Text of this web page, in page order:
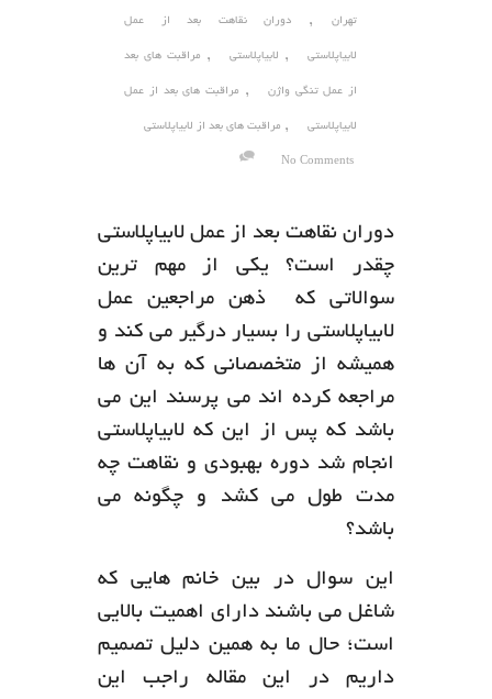
تهران , دوران نقاهت بعد از عمل
لابیاپلاستی , لابیاپلاستی , مراقبت های بعد
از عمل تنگی واژن , مراقبت های بعد از عمل
لابیاپلاستی , مراقبت های بعد از لابیاپلاستی
No Comments
دوران نقاهت بعد از عمل لابیاپلاستی
چقدر است؟ یکی از مهم ترین
سوالاتی که ذهن مراجعین عمل
لابیاپلاستی را بسیار درگیر می کند و
همیشه از متخصصانی که به آن ها
مراجعه کرده اند می پرسند این می
باشد که پس از این که لابیاپلاستی
انجام شد دوره بهبودی و نقاهت چه
مدت طول می کشد و چگونه می
باشد؟
این سوال در بین خانم هایی که
شاغل می باشند دارای اهمیت بالایی
است؛ حال ما به همین دلیل تصمیم
داریم در این مقاله راجب این